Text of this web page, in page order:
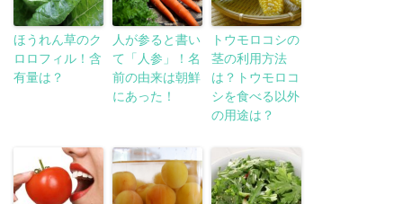
ほうれん草のク
ロロフィル！含
有量は？
人が参ると書い
て「人参」！名
前の由来は朝鮮
にあった！
トウモロコシの
茎の利用方法
は？トウモロコ
シを食べる以外
の用途は？